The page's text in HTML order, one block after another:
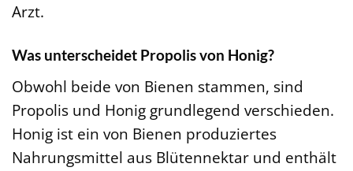
Arzt.
Was unterscheidet Propolis von Honig?
Obwohl beide von Bienen stammen, sind
Propolis und Honig grundlegend verschieden.
Honig ist ein von Bienen produziertes
Nahrungsmittel aus Blütennektar und enthält